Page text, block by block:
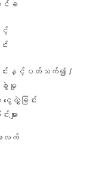
ာင်ခ
င့်
း
းနှင့်ပတ်သက်၍ /
ခွဲမှု
ေလွှဲခြင်း
ျား
လက်